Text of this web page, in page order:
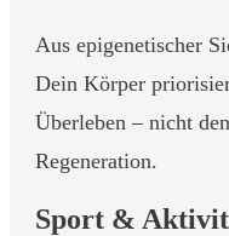
Aus epigenetischer
Dein Körper
Überleben – nicht
Regeneration.
Sport &